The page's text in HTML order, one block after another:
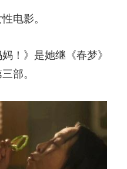
电影。
！》是她继《春梦》
部。